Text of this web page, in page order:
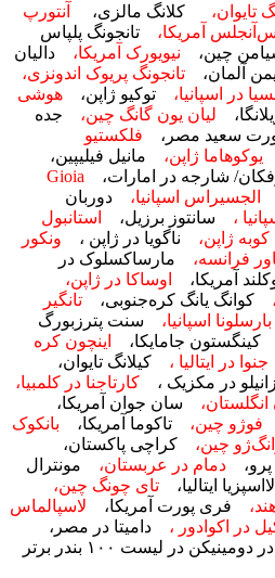
تایوان، کلانگ مالزی،
آنتورپ
آمریکا، تانجونگ پلپاس
چین، نیویورک آمریکا،
دالیان
آلمان، تانجونگ پریوک اندونزی،
در اسپانیا، توکیو ژاپن، هوشی
لیان یون گانگ چین، جده
سعید مصر،
فلکستیو
یوکوهاما ژاپن، مانیل فیلیپین،
شارجه در امارات، Gioia
الجسیراس اسپانیا، دوربان
، سانتوز برزیل،
استانبول
کوبه ژاپن، ناگویا در ژاپن ،
ونکور
فرانسه،
مارساکسلوک در
آمریکا،
اوساکا در ژاپن،
کوانگ یانگ کره‌جنوبی، تانگیر
بارسلونا اسپانیا،
سنت پترزبورگ
کینگستون جامایکا،
اینچون کره
جنوا در ایتالیا ، کیلانگ تایوان،
در مکزیک ، کارتاجنا در کلمبیا،
سان جوان آمریکا،
فوژو چین، تاکوما آمریکا،
بانکوک
چین، کراچی پاکستان،
پرو، دمام در عربستان،
مونترال
لااسپزیا ایتالیا، تای چونگ چین،
فری پورت آمریکا، لاسپالماس
در اکوادور ،
دامیتا در مصر،
Caucedo در دومینیکن در لیست ۱۰۰ بندر برتر